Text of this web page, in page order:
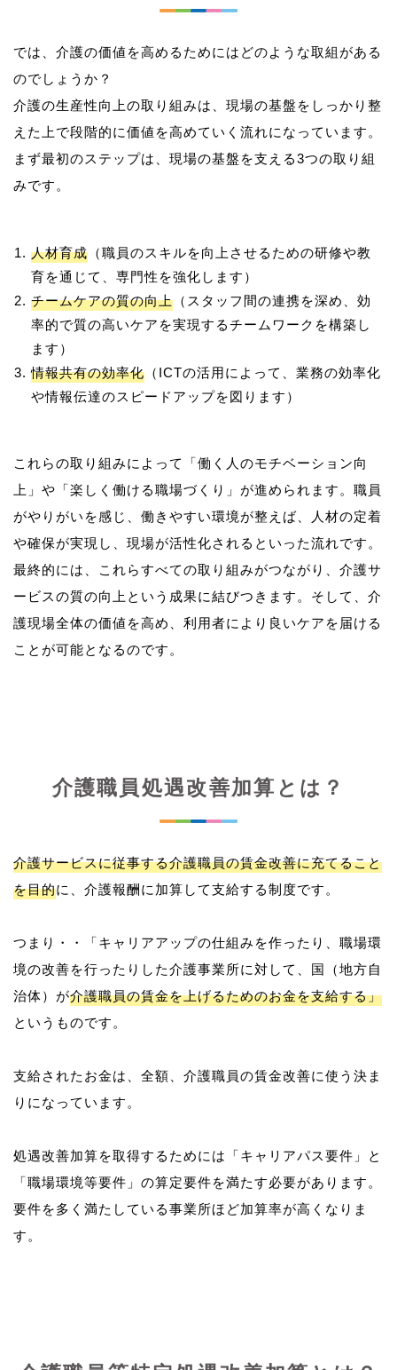
では、介護の価値を高めるためにはどのような取組がある
のでしょうか？
介護の生産性向上の取り組みは、現場の基盤をしっかり整
えた上で段階的に価値を高めていく流れになっています。
まず最初のステップは、現場の基盤を支える3つの取り組
人材育成 （職員のスキルを向上させるための研修や教
育を通じて、専門性を強化します）
チームケアの質の向上 （スタッフ間の連携を深め、効
率的で質の高いケアを実現するチームワークを構築し
ます）
情報共有の効率化 （ICTの活用によって、業務の効率化
や情報伝達のスピードアップを図ります）
これらの取り組みによって「働く人のモチベーション向
上」や「楽しく働ける職場づくり」が進められます。職員
がやりがいを感じ、働きやすい環境が整えば、人材の定着
や確保が実現し、現場が活性化されるといった流れです。
最終的には、これらすべての取り組みがつながり、介護サ
ービスの質の向上という成果に結びつきます。そして、介
護現場全体の価値を高め、利用者により良いケアを届ける
介護職員処遇改善加算とは？
介護サービスに従事する介護職員の賃金改善に充てること
を目的に、介護報酬に加算して支給する制度です。
つまり・・「キャリアアップの仕組みを作ったり、職場環
境の改善を行ったりした介護事業所に対して、国（地方自
治体）が介護職員の賃金を上げるためのお金を支給する」
というものです。
支給されたお金は、全額、介護職員の賃金改善に使う決ま
りになっています。
処遇改善加算を取得するためには「キャリアパス要件」と
「職場環境等要件」の算定要件を満たす必要があります。
要件を多く満たしている事業所ほど加算率が高くなりま
す。